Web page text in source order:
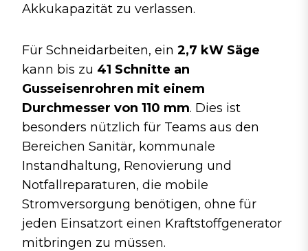
Akkukapazität zu verlassen.
Für Schneidarbeiten, ein 2,7 kW Säge
kann bis zu 41 Schnitte an
Gusseisenrohren mit einem
Durchmesser von 110 mm. Dies ist
besonders nützlich für Teams aus den
Bereichen Sanitär, kommunale
Instandhaltung, Renovierung und
Notfallreparaturen, die mobile
Stromversorgung benötigen, ohne für
jeden Einsatzort einen Kraftstoffgenerator
mitbringen zu müssen.